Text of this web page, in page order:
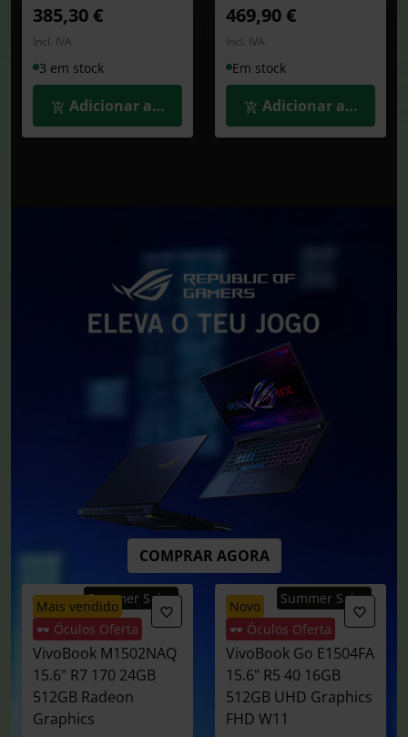
385,30 €
Incl. IVA
3 em stock
Adicionar ao Carrinho
469,90 €
Incl. IVA
Em stock
Adicionar ao
mais vendido
🕶️ Óculos Oferta
Summer Sales
Portátil ASUS
VivoBook M1502NAQ
15.6" R7 170 24GB
512GB Radeon
Graphics
novo
🕶️ Óculos Oferta
Summer Sales
Portátil ASUS
VivoBook Go E1504FA
15.6" R5 40 16GB
512GB UHD Graphics
FHD W11
COMPRAR AGORA